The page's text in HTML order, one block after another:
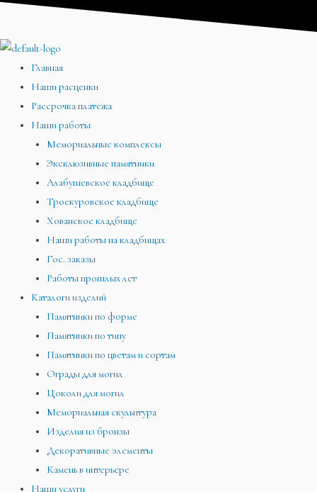
Перейти
содержимому
Главная
Наши расценки
Рассрочка платежа
Наши работы
Мемориальные комплексы
Эксклюзивные памятники
Алабушевское кладбище
Троекуровское кладбище
Хованское кладбище
Наши работы на кладбищах
Гос. заказы
Работы прошлых лет
Каталоги изделий
Памятники по форме
Памятники по типу
Памятники по цветам и сортам
Ограды для могил
Цоколи для могил
Мемориальная скульптура
Изделия из бронзы
Декоративные элементы
Камень в интерьере
Наши услуги